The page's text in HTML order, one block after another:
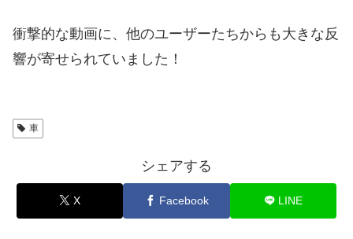
衝撃的な動画に、他のユーザーたちからも大きな反
響が寄せられていました！
車
シェアする
X Facebook LINE